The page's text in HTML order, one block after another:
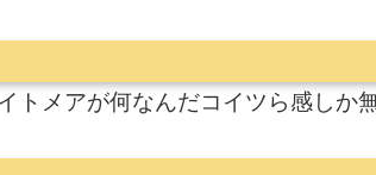
トメアが何なんだコイツら感しか